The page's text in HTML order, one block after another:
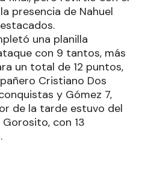
presencia de Nahuel
una planilla
con 9 tantos, más
un total de 12 puntos,
Cristiano Dos
y Gómez 7,
de la tarde estuvo del
con 13